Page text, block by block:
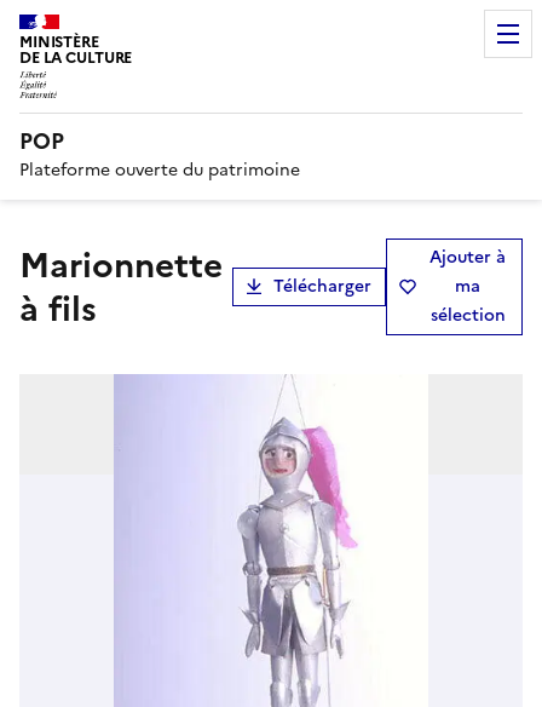
MINISTÈRE
DE LA CULTURE
POP
Plateforme ouverte du patrimoine
marionnette
à fils
Télécharger
Ajouter à
ma
sélection